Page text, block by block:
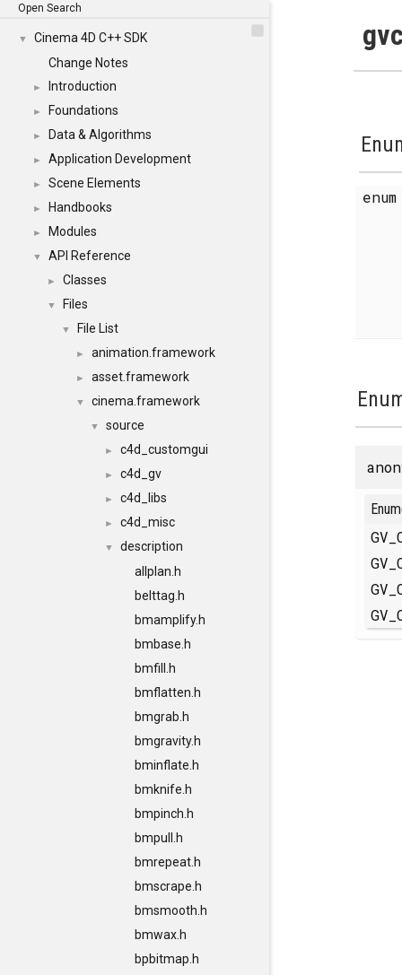
Open Search
▼
Cinema 4D C++ SDK
Change Notes
► Introduction
► Foundations
► Data & Algorithms
► Application Development
► Scene Elements
► Handbooks
► Modules
▼ API Reference
► Classes
▼ Files
▼ File List
► animation.framework
► asset.framework
▼ cinema.framework
▼ source
► c4d_customgui
► c4d_gv
► c4d_libs
► c4d_misc
▼
description
allplan.h
belttag.h
bmamplify.h
bmbase.h
bmfill.h
bmflatten.h
bmgrab.h
bmgravity.h
bminflate.h
bmknife.h
bmpinch.h
bmpull.h
bmrepeat.h
bmscrape.h
bmsmooth.h
bmwax.h
bpbitmap.h